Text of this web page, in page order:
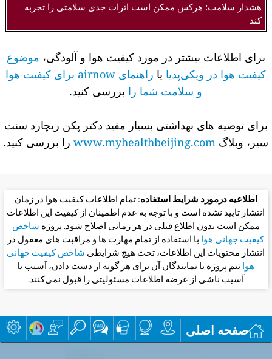
هشدار سلامت: هرکس ممکن است اثرات جدی سلامتی را تجربه
کند
برای اطلاعات بیشتر در مورد کیفیت هوا و آلودگی، موضوع
کیفیت هوا در ویکی‌پدیایا
راهنمای airnow برای کیفیت هوا
و سلامت شما را بررسی کنید.
برای توصیه های بهداشتی بسیار مفید دکتر پکن ریچارد سنت
سیر، وبلاگ www.myhealthbeijing.comرا بررسی کنید.
اطلاعیه درمورد شرایط استفاده: تمام اطلاعات کیفیت هوا در زمان
انتشار تایید نشده است و با توجه به عدم اطمینان از کیفیت این اطلاعات
ممکن است بدون اطلاع قبلی در هر زمانی اصلاح شود. پروژهشاخص
کیفیت جهانی هوابا استفاده از تمام مهارت ها و مراقبت های معقول در
انتشار محتویات این اطلاعات، تحت هیچ شرایطیشاخص کیفیت جهانی
هواتیم پروژه یا نمایندگان آن برای هر گونه از دست دادن، آسیب یا
آسیب ناشی از عرضه اطلاعات مسئولیتی را قبول نمی‌کنند.
صفحه اصلی